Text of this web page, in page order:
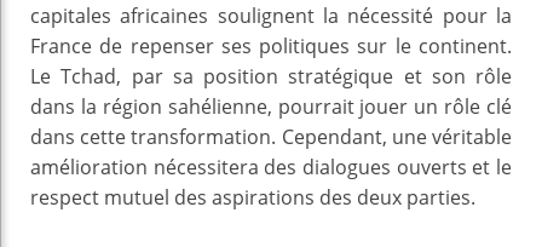
capitales africaines soulignent la nécessité pour la
France de repenser ses politiques sur le continent.
Le Tchad, par sa position stratégique et son rôle
dans la région sahélienne, pourrait jouer un rôle clé
dans cette transformation. Cependant, une véritable
amélioration nécessitera des dialogues ouverts et le
respect mutuel des aspirations des deux parties.